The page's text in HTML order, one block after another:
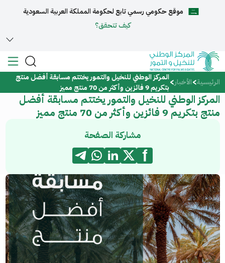
كيف تتحقق؟
English
الرئيسية
عن المركز
المركز الإعلامي
مركز الدعم والمساعدة
الفرع الإلكتروني
الرئيسية الأخبار المركز الوطني للنخيل والتمور يختتم مسابقة أفضل منتج
بتكريم 9 فائزين وأكثر من 70 منتج مميز
المركز الوطني للنخيل والتمور يختتم مسابقة أفضل
منتج بتكريم 9 فائزين وأكثر من 70 منتج مميز
مشاركة الصفحة